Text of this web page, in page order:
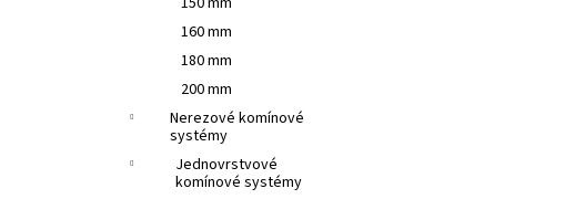
160 mm
180 mm
200 mm
Nerezové komínové
systémy
Jednovrstvové
komínové systémy